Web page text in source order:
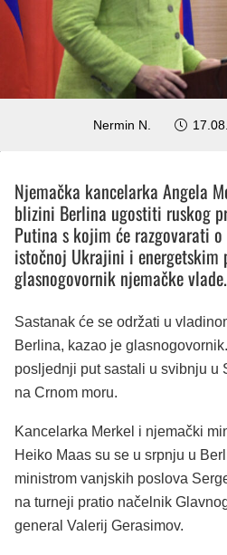
Nermin N.
Njemačka kancelarka Angela
blizini Berlina ugostiti ruskog
Putina s kojim će razgovarati
istočnoj Ukrajini i
glasnogovornik njemačke vlade.
Sastanak će se održati u
Berlina, kazao je
posljednji put sastali u svibnju u
na Crnom moru.
Kancelarka Merkel i njemački
Heiko Maas su se u srpnju u
ministrom vanjskih poslova
na turneji pratio načelnik
general Valerij Gerasimov.